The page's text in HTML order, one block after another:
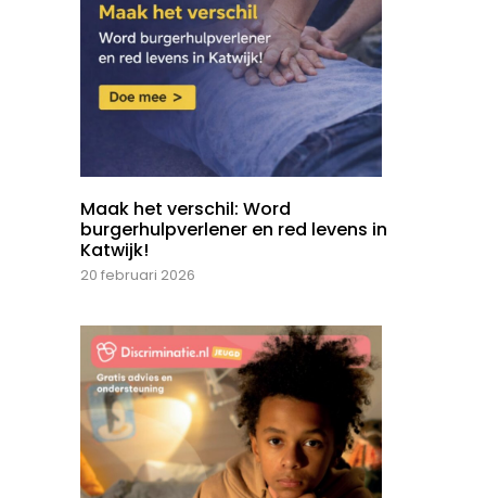
Maak het verschil: Word
burgerhulpverlener en red levens in
Katwijk!
20 februari 2026